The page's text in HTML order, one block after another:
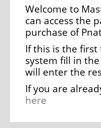
Welcome to
can access the
purchase of
If this is the first
system fill in
will enter the
If you are
here